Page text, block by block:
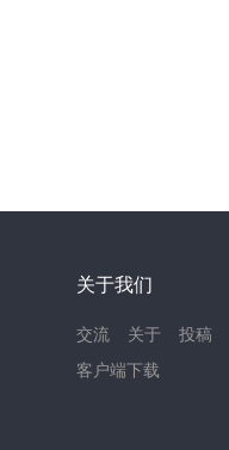
关于我们
交流 关于
投稿
客户端下载